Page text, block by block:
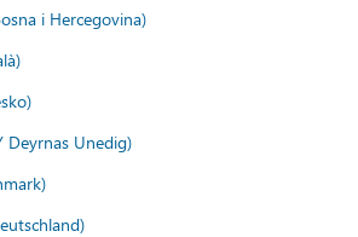
i Hercegovina)
Deyrnas Unedig)